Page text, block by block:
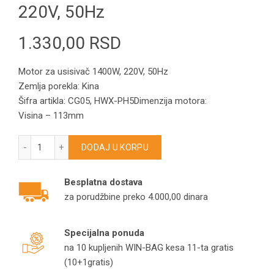
220V, 50Hz
1.330,00 RSD
Motor za usisivač 1400W, 220V, 50Hz
Zemlja porekla: Kina
Šifra artikla: CG05, HWX-PH5Dimenzija motora:
Visina – 113mm
Motor za usisivač 1400W, 220V, 50Hz količina
DODAJ U KORPU
Besplatna dostava
za porudžbine preko 4.000,00 dinara
Specijalna ponuda
na 10 kupljenih WIN-BAG kesa 11-ta gratis
(10+1gratis)